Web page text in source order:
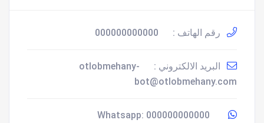
رقم الهاتف : 000000000000
البريد الالكتروني :
otlobmehany-
bot@otlobmehany.com
000000000000